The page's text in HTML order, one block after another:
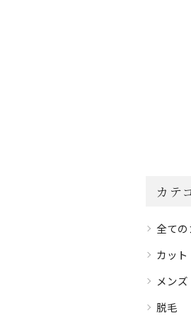
カテ
全て
カット
メンズ
脱毛